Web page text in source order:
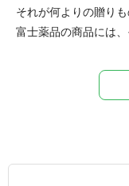
それが何よりの贈りも
富士薬品の商品には